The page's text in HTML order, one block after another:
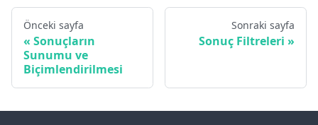
Önceki sayfa
Sonuçların
Sunumu ve
Biçimlendirilmesi
Sonraki sayfa
Sonuç Filtreleri